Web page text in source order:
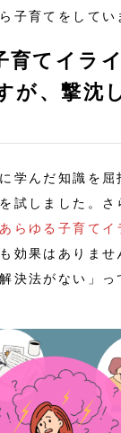
子育てをしてい
育てイラ
が、撃沈
学んだ知識を屈
試しました。さ
らゆる子育てイ
効果はありませ
決法がない」っ